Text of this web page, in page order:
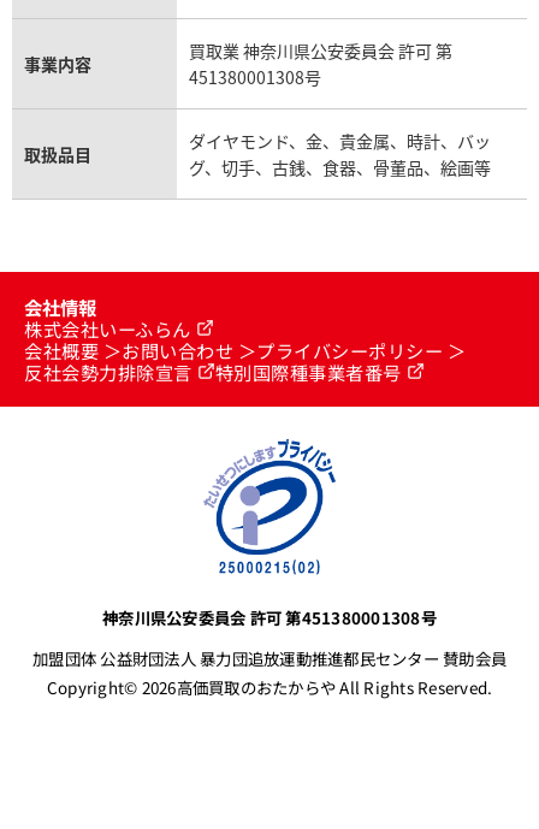
事業内容
買取業 神奈川県公安委員会 許可 第
451380001308号
取扱品目
ダイヤモンド、金、貴金属、時計、バッ
グ、切手、古銭、食器、骨董品、絵画等
会社情報
株式会社いーふらん
会社概要
お問い合わせ
プライバシーポリシー
反社会勢力排除宣言
特別国際種事業者番号
神奈川県公安委員会 許可 第451380001308号
加盟団体 公益財団法人 暴力団追放運動推進都民センター 賛助会員
Copyright© 2026高価買取のおたからや All Rights Reserved.